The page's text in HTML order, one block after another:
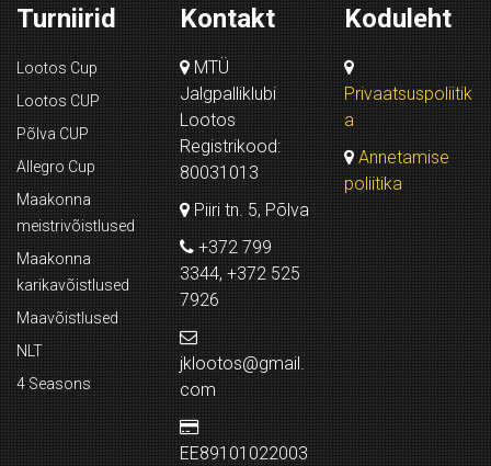
Turniirid
Lootos Cup
Lootos CUP
Põlva CUP
Allegro Cup
Maakonna
meistrivõistlused
Maakonna
karikavõistlused
Maavõistlused
NLT
4 Seasons
Kontakt
MTÜ
Jalgpalliklubi
Lootos
Registrikood:
80031013
Piiri tn. 5, Põlva
+372 799
3344, +372 525
7926
jklootos@gmail.
com
EE89101022003
Koduleht
Privaatsuspoliitik
a
Annetamise
poliitika